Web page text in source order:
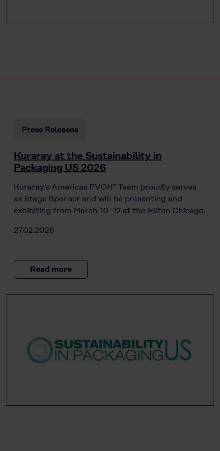
Press Releases
Kuraray at the Sustainability in
Packaging US 2026
Kuraray’s Americas PVOH* Team proudly serves
as Stage Sponsor and will be presenting and
exhibiting from March 10–12 at the Hilton Chicago.
27.02.2026
Read more